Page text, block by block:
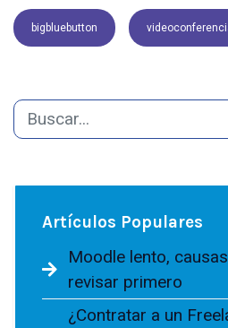
bigbluebutton
Artículos Populares
Moodle lento,
revisar primero
¿Contratar a un